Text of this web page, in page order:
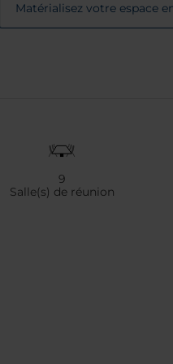
Matérialisez votre espace
9
Salle(s) de réunion